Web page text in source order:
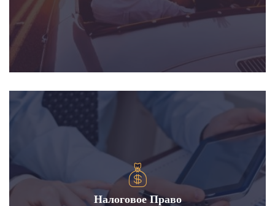
Налоговое Право